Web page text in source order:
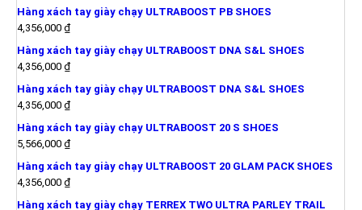
Hàng xách tay giày chạy ULTRABOOST PB SHOES
4,356,000 ₫
Hàng xách tay giày chạy ULTRABOOST DNA S&L SHOES
4,356,000 ₫
Hàng xách tay giày chạy ULTRABOOST DNA S&L SHOES
4,356,000 ₫
Hàng xách tay giày chạy ULTRABOOST 20 S SHOES
5,566,000 ₫
Hàng xách tay giày chạy ULTRABOOST 20 GLAM PACK SHOES
4,356,000 ₫
Hàng xách tay giày chạy TERREX TWO ULTRA PARLEY TRAIL